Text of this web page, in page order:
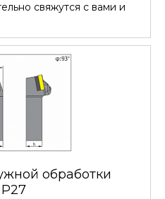
свяжутся с вами и
обработки